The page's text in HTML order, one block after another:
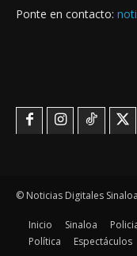
Ponte en contacto:
© Noticias Digitales
Inicio Sinaloa
Política
Espectáculos